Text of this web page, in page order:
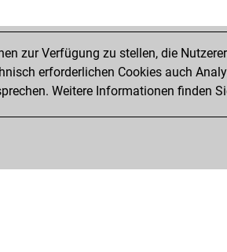
zur Verfügung zu stellen, die
erforderlichen Cookies auch
Weitere Informationen finden